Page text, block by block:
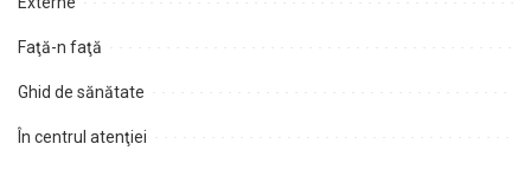
Faţă-n faţă
Ghid de sănătate
În centrul atenţiei